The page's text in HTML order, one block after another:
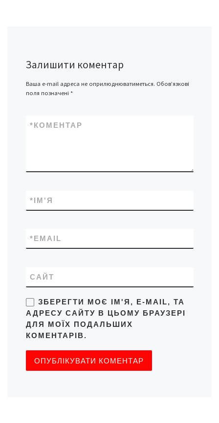
Залишити коментар
Ваша e-mail адреса не оприлюднюватиметься. Обов’язкові
поля позначені *
КОМЕНТАР
*
ІМ'Я
*
EMAIL
*
САЙТ
ЗБЕРЕГТИ МОЄ ІМ'Я, E-MAIL, ТА
АДРЕСУ САЙТУ В ЦЬОМУ БРАУЗЕРІ
ДЛЯ МОЇХ ПОДАЛЬШИХ
КОМЕНТАРІВ.